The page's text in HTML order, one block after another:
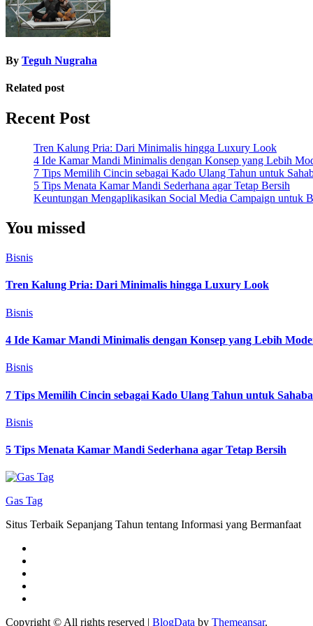
By Teguh Nugraha
Related post
Recent Post
Tren Kalung Pria: Dari Minimalis hingga Luxury Look
4 Ide Kamar Mandi Minimalis dengan Konsep yang Lebih
7 Tips Memilih Cincin sebagai Kado Ulang Tahun untuk
5 Tips Menata Kamar Mandi Sederhana agar Tetap Bersih
Keuntungan Mengaplikasikan Social Media Campaign untuk
You missed
Bisnis
Tren Kalung Pria: Dari Minimalis hingga Luxury Look
Bisnis
4 Ide Kamar Mandi Minimalis dengan Konsep yang Lebih
Bisnis
7 Tips Memilih Cincin sebagai Kado Ulang Tahun untuk
Bisnis
5 Tips Menata Kamar Mandi Sederhana agar Tetap Bersih
Gas Tag
Situs Terbaik Sepanjang Tahun tentang Informasi yang Bermanfaat
Copyright © All rights reserved | BlogData by Themeansar.